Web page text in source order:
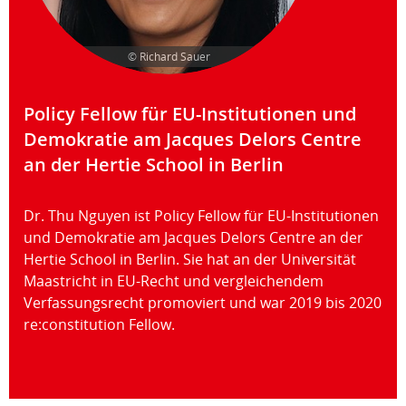
© Richard Sauer
Policy Fellow für EU-Institutionen und
Demokratie am Jacques Delors Centre
an der Hertie School in Berlin
Dr. Thu Nguyen ist Policy Fellow für EU-Institutionen
und Demokratie am Jacques Delors Centre an der
Hertie School in Berlin. Sie hat an der Universität
Maastricht in EU-Recht und vergleichendem
Verfassungsrecht promoviert und war 2019 bis 2020
re:constitution Fellow.